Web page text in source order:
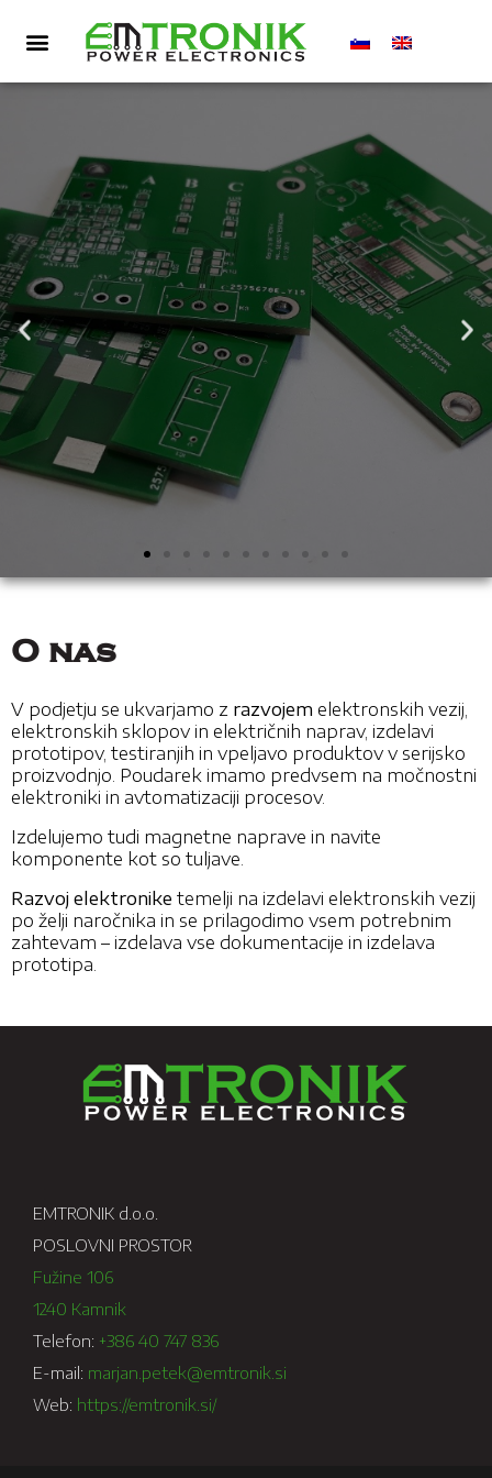
O nas
V podjetju se ukvarjamo z razvojem elektronskih vezij,
elektronskih sklopov in električnih naprav, izdelavi
prototipov, testiranjih in vpeljavo produktov v serijsko
proizvodnjo. Poudarek imamo predvsem na močnostni
elektroniki in avtomatizaciji procesov.
Izdelujemo tudi magnetne naprave in navite
komponente kot so tuljave.
Razvoj elektronike temelji na izdelavi elektronskih vezij
po želji naročnika in se prilagodimo vsem potrebnim
zahtevam – izdelava vse dokumentacije in izdelava
prototipa.
EMTRONIK d.o.o.
POSLOVNI PROSTOR
Fužine 106
1240 Kamnik
Telefon: +386 40 747 836
E-mail: marjan.petek@emtronik.si
Web: https://emtronik.si/